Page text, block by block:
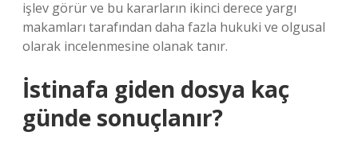
işlev görür ve bu kararların ikinci derece yargı
makamları tarafından daha fazla hukuki ve olgusal
olarak incelenmesine olanak tanır.
İstinafa giden dosya kaç
günde sonuçlanır?